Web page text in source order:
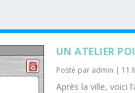
UN ATELIER
Posté par admin | 11
Après la ville, voici